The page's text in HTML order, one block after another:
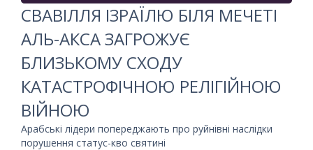
СВАВІЛЛЯ ІЗРАЇЛЮ БІЛЯ МЕЧЕТІ
АЛЬ-АКСА ЗАГРОЖУЄ
БЛИЗЬКОМУ СХОДУ
КАТАСТРОФІЧНОЮ РЕЛІГІЙНОЮ
ВІЙНОЮ
Арабські лідери попереджають про руйнівні наслідки
порушення статус-кво святині